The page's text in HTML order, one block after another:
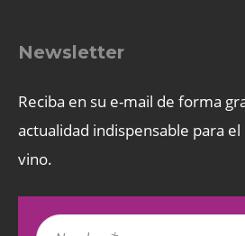
Newsletter
Reciba en su e-mail de forma
actualidad indispensable para
vino.